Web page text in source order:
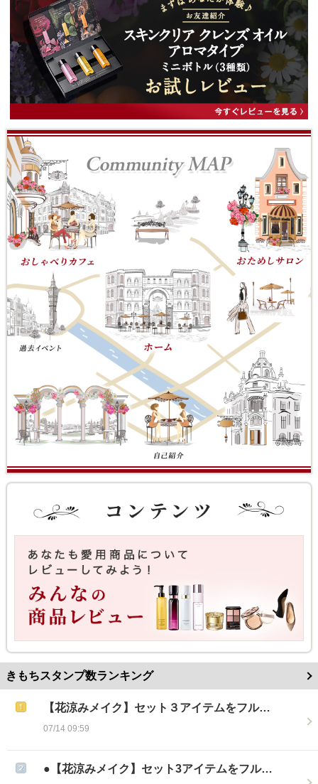
きもちスタンプ数ランキング
【花涼みメイク】セット３アイテムをフル…
07/14 09:59
●【花涼みメイク】セット3アイテムをフル…